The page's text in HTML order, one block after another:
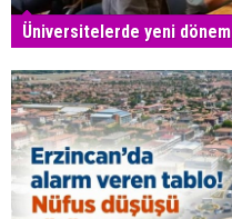
Üniversitelerde yeni dönem